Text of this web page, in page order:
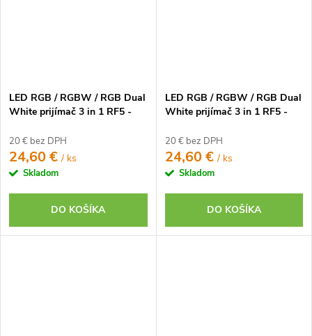
LED RGB / RGBW / RGB Dual
White prijímač 3 in 1 RF5 -
20 € bez DPH
24,60 €/ ks
Skladom
DO KOŠÍKA
LED RGB / RGBW / RGB Dual
White prijímač 3 in 1 RF5 -
(FUT037Z+)
20 € bez DPH
24,60 €/ ks
Skladom
DO KOŠÍKA